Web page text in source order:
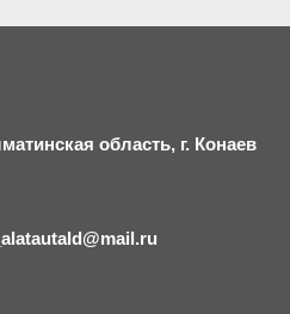
область, г. Конаев